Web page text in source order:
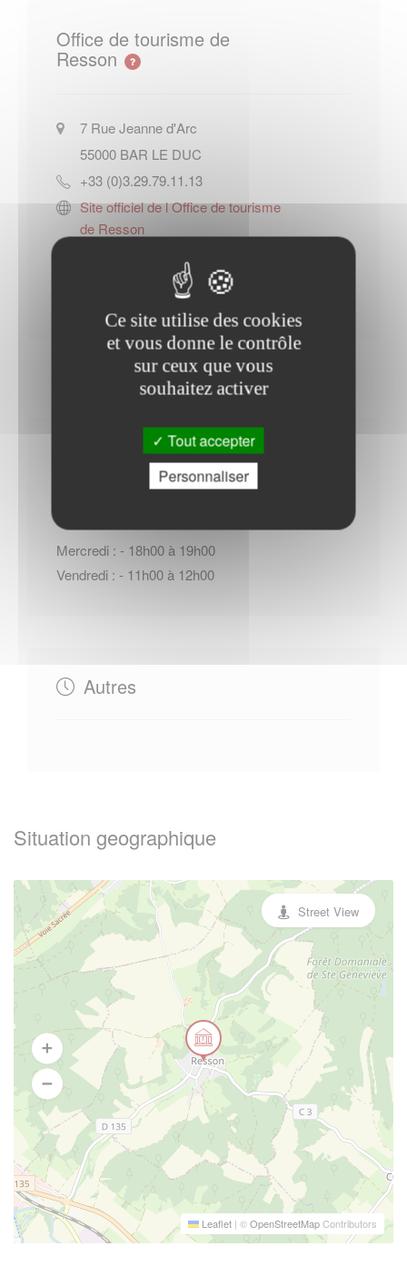
Office de tourisme de
Resson
7 Rue Jeanne d'Arc
55000 BAR LE DUC
+33 (0)3.29.79.11.13
Site officiel de l Office de tourisme
de Resson
Contacter l'office de tourisme
Horaires Mairie
Mercredi : - 18h00 à 19h00
Vendredi : - 11h00 à 12h00
Autres
Situation geographique
Leaflet | ©OpenStreetMapContributors
Street View
Ce site utilise des cookies
et vous donne le contrôle
sur ceux que vous
souhaitez activer
Tout accepter
Personnaliser